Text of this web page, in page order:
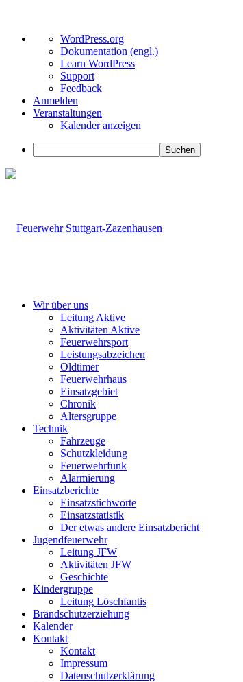
Über
WordPress
WordPress.org
Dokumentation (engl.)
Learn WordPress
Support
Feedback
Anmelden
Veranstaltungen
Kalender anzeigen
Suchen
Wir über uns
Leitung Aktive
Aktivitäten Aktive
Feuerwehrsport
Leistungsabzeichen
Oldtimer
Feuerwehrhaus
Einsatzgebiet
Chronik
Altersgruppe
Technik
Fahrzeuge
Schutzkleidung
Feuerwehrfunk
Alarmierung
Einsatzberichte
Einsatzstichworte
Einsatzstatistik
Der etwas andere Einsatzbericht
Jugendfeuerwehr
Leitung JFW
Aktivitäten JFW
Geschichte
Kindergruppe
Leitung Löschfantis
Brandschutzerziehung
Kalender
Kontakt
Kontakt
Impressum
Datenschutzerklärung